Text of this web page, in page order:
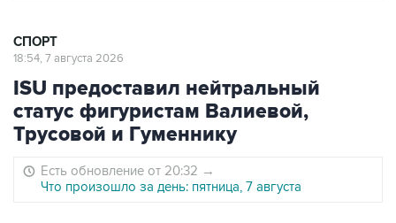
СПОРТ
18:54, 7 августа 2026
ISU предоставил нейтральный
статус фигуристам Валиевой,
Трусовой и Гуменнику
Есть обновление от 20:32 →
Что произошло за день: пятница, 7 августа